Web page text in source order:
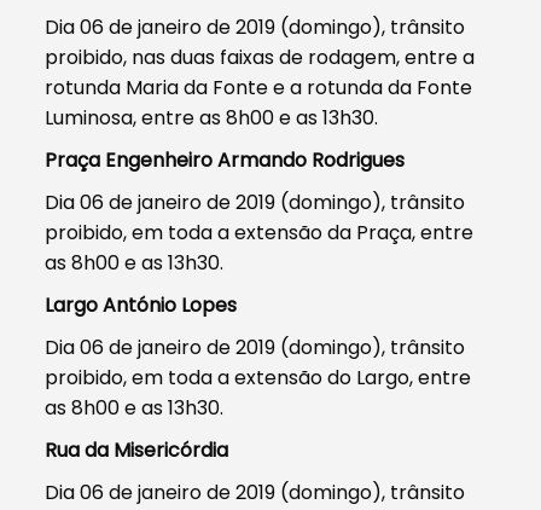
Dia 06 de janeiro de 2019 (domingo), trânsito
proibido, nas duas faixas de rodagem, entre a
rotunda Maria da Fonte e a rotunda da Fonte
Luminosa, entre as 8h00 e as 13h30.
Praça Engenheiro Armando Rodrigues
Dia 06 de janeiro de 2019 (domingo), trânsito
proibido, em toda a extensão da Praça, entre
as 8h00 e as 13h30.
Largo António Lopes
Dia 06 de janeiro de 2019 (domingo), trânsito
proibido, em toda a extensão do Largo, entre
as 8h00 e as 13h30.
Rua da Misericórdia
Dia 06 de janeiro de 2019 (domingo), trânsito